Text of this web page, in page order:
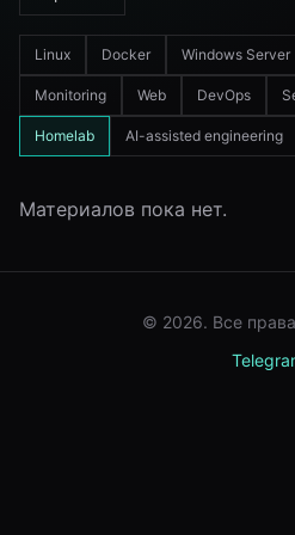
Linux Docker Windows Server
Monitoring Web DevOps
Homelab AI-assisted engineering
Материалов пока нет.
© 2026. Все